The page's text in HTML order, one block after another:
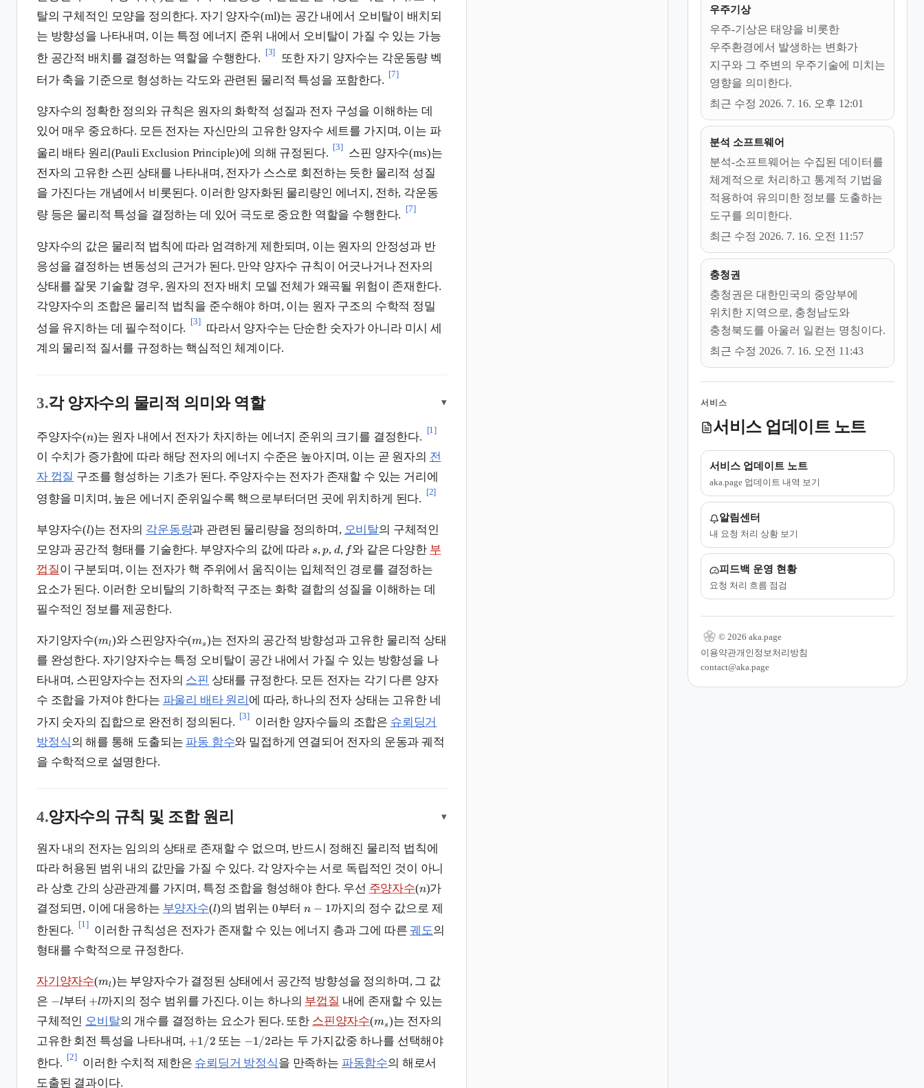
탈의 구체적인 모양을 정의한다. 자기 양자수(ml)는 공간 내에서 오비탈이 배치되
는 방향성을 나타내며, 이는 특정 에너지 준위 내에서 오비탈이 가질 수 있는 가능
한 공간적 배치를 결정하는 역할을 수행한다.
[3]
또한 자기 양자수는 각운동량 벡
터가 축을 기준으로 형성하는 각도와 관련된 물리적 특성을 포함한다.
[7]
양자수의 정확한 정의와 규칙은 원자의 화학적 성질과 전자 구성을 이해하는 데
있어 매우 중요하다. 모든 전자는 자신만의 고유한 양자수 세트를 가지며, 이는 파
울리 배타 원리(Pauli Exclusion Principle)에 의해 규정된다.
[3]
스핀 양자수(ms)는
전자의 고유한 스핀 상태를 나타내며, 전자가 스스로 회전하는 듯한 물리적 성질
을 가진다는 개념에서 비롯된다. 이러한 양자화된 물리량인 에너지, 전하, 각운동
량 등은 물리적 특성을 결정하는 데 있어 극도로 중요한 역할을 수행한다.
[7]
양자수의 값은 물리적 법칙에 따라 엄격하게 제한되며, 이는 원자의 안정성과 반
응성을 결정하는 변동성의 근거가 된다. 만약 양자수 규칙이 어긋나거나 전자의
상태를 잘못 기술할 경우, 원자의 전자 배치 모델 전체가 왜곡될 위험이 존재한다.
각양자수의 조합은 물리적 법칙을 준수해야 하며, 이는 원자 구조의 수학적 정밀
성을 유지하는 데 필수적이다.
[3]
따라서 양자수는 단순한 숫자가 아니라 미시 세
계의 물리적 질서를 규정하는 핵심적인 체계이다.
3.각 양자수의 물리적 의미와 역할 ▾
주양자수(n)는 원자 내에서 전자가 차지하는 에너지 준위의 크기를 결정한다.
[1]
이 수치가 증가함에 따라 해당 전자의 에너지 수준은 높아지며, 이는 곧 원자의 전
자 껍질 구조를 형성하는 기초가 된다. 주양자수는 전자가 존재할 수 있는 거리에
영향을 미치며, 높은 에너지 준위일수록 핵으로부터더먼 곳에 위치하게 된다.
[2]
부양자수(l)는 전자의 각운동량과 관련된 물리량을 정의하며, 오비탈의 구체적인
모양과 공간적 형태를 기술한다. 부양자수의 값에 따라 s,p, d, f와 같은 다양한 부
껍질이 구분되며, 이는 전자가 핵 주위에서 움직이는 입체적인 경로를 결정하는
요소가 된다. 이러한 오비탈의 기하학적 구조는 화학 결합의 성질을 이해하는 데
필수적인 정보를 제공한다.
자기양자수(ml)와 스핀양자수(ms)는 전자의 공간적 방향성과 고유한 물리적 상태
를 완성한다. 자기양자수는 특정 오비탈이 공간 내에서 가질 수 있는 방향성을 나
타내며, 스핀양자수는 전자의 스핀 상태를 규정한다. 모든 전자는 각기 다른 양자
수 조합을 가져야 한다는 파울리 배타 원리 에 따라, 하나의 전자 상태는 고유한 네
가지 숫자의 집합으로 완전히 정의된다.
[3]
이러한 양자수들의 조합은 슈뢰딩거
방정식의 해를 통해 도출되는 파동 함수와 밀접하게 연결되어 전자의 운동과 궤적
을 수학적으로 설명한다.
4.양자수의 규칙 및 조합 원리 ▾
원자 내의 전자는 임의의 상태로 존재할 수 없으며, 반드시 정해진 물리적 법칙에
따라 허용된 범위 내의 값만을 가질 수 있다. 각 양자수는 서로 독립적인 것이 아니
라 상호 간의 상관관계를 가지며, 특정 조합을 형성해야 한다. 우선 주양자수(n)가
결정되면, 이에 대응하는 부양자수(l)의 범위는 0부터n − 1까지의 정수 값으로 제
한된다.
[1]
이러한 규칙성은 전자가 존재할 수 있는 에너지 층과 그에 따른궤도의
형태를 수학적으로 규정한다.
자기양자수(ml)는 부양자수가 결정된 상태에서 공간적 방향성을 정의하며, 그 값
은 −l부터 +l까지의 정수 범위를 가진다. 이는 하나의 부껍질 내에 존재할 수 있는
구체적인 오비탈의 개수를 결정하는 요소가 된다. 또한 스핀양자수(ms)는 전자의
고유한 회전 특성을 나타내며, +1/2 또는 −1/2라는 두 가지값중 하나를 선택해야
한다.
[2]
이러한 수치적 제한은 슈뢰딩거 방정식을 만족하는 파동함수의 해로서
도출된 결과이다.
우주기상
우주-기상은 태양을 비롯한
우주환경에서 발생하는 변화가
지구와 그 주변의 우주기술에 미치는
영향을 의미한다.
최근 수정 2026. 7. 16. 오후 12:01
분석 소프트웨어
분석-소프트웨어는 수집된 데이터를
체계적으로 처리하고 통계적 기법을
적용하여 유의미한 정보를 도출하는
도구를 의미한다.
최근 수정 2026. 7. 16. 오전 11:57
충청권
충청권은 대한민국의 중앙부에
위치한 지역으로, 충청남도와
충청북도를 아울러 일컫는 명칭이다.
최근 수정 2026. 7. 16. 오전 11:43
서비스
서비스 업데이트 노트
서비스 업데이트 노트
aka.page 업데이트 내역 보기
알림센터
내 요청 처리 상황 보기
피드백 운영 현황
요청 처리 흐름 점검
© 2026 aka.page
이용약관개인정보처리방침
contact@aka.page